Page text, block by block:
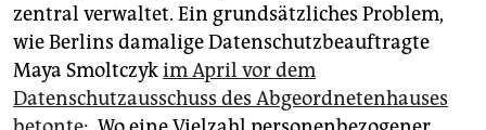
zentral verwaltet. Ein grundsätzliches Problem,
wie Berlins damalige Datenschutzbeauftragte
Maya Smoltczykim April vor dem
Datenschutzausschuss des Abgeordnetenhauses